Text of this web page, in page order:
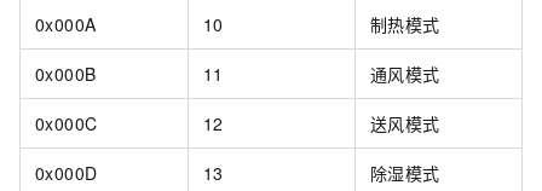
0x000A 10 制热模式
0x000B 11 通风模式
0x000C 12 送风模式
0x000D 13 除湿模式